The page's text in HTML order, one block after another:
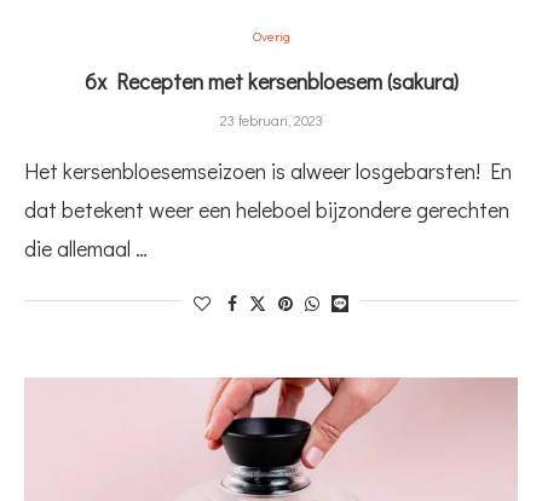
Overig
6x Recepten met kersenbloesem (sakura)
23 februari, 2023
Het kersenbloesemseizoen is alweer losgebarsten! En
dat betekent weer een heleboel bijzondere gerechten
die allemaal …